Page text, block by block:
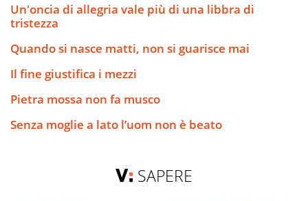
Un'oncia di allegria vale più di una libbra di
tristezza
Quando si nasce matti, non si guarisce mai
Il fine giustifica i mezzi
Pietra mossa non fa musco
Senza moglie a lato l’uom non è beato
SAPERE